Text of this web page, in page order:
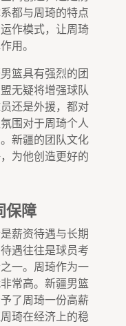
都与周琦的特点
作模式，让周琦
用。
篮具有强烈的团
无疑将增强球队
还是外援，都对
围对于周琦个人
新疆的团队文化
为他创造更好的
保障
薪资待遇与长期
遇往往是球员考
一。周琦作为一
常高。新疆男篮
了周琦一份高薪
琦在经济上的稳